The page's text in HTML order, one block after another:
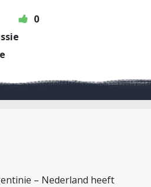
0
– Nederland heeft